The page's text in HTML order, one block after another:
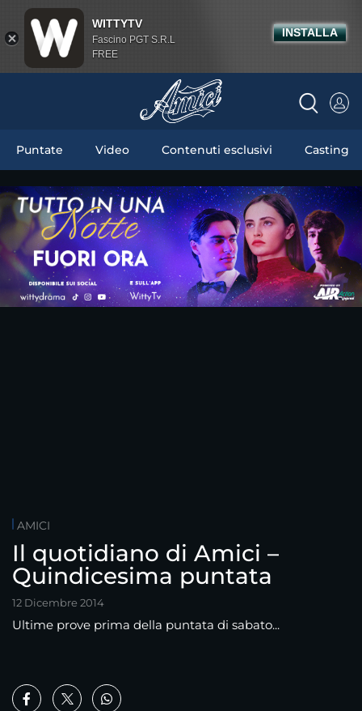
Puntate Video Contenuti esclusivi Casting
AMICI
Il quotidiano di Amici –
Quindicesima puntata
12 Dicembre 2014
Ultime prove prima della puntata di sabato...
WITTYTV
Fascino PGT S.R.L
FREE
INSTALLA